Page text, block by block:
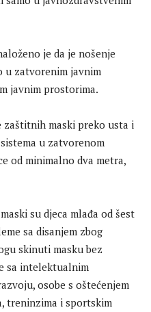
je da je nošenje
u zatvorenim javnim
javnim prostorima.
zaštitnih maski preko usta i
u zatvorenom
od minimalno dva metra,
su djeca mlađa od šest
sa disanjem zbog
skinuti masku bez
sa intelektualnim
osobe s oštećenjem
treninzima i sportskim